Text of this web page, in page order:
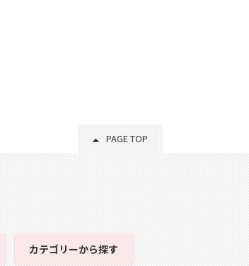
PAGE TOP
カテゴリーから探す